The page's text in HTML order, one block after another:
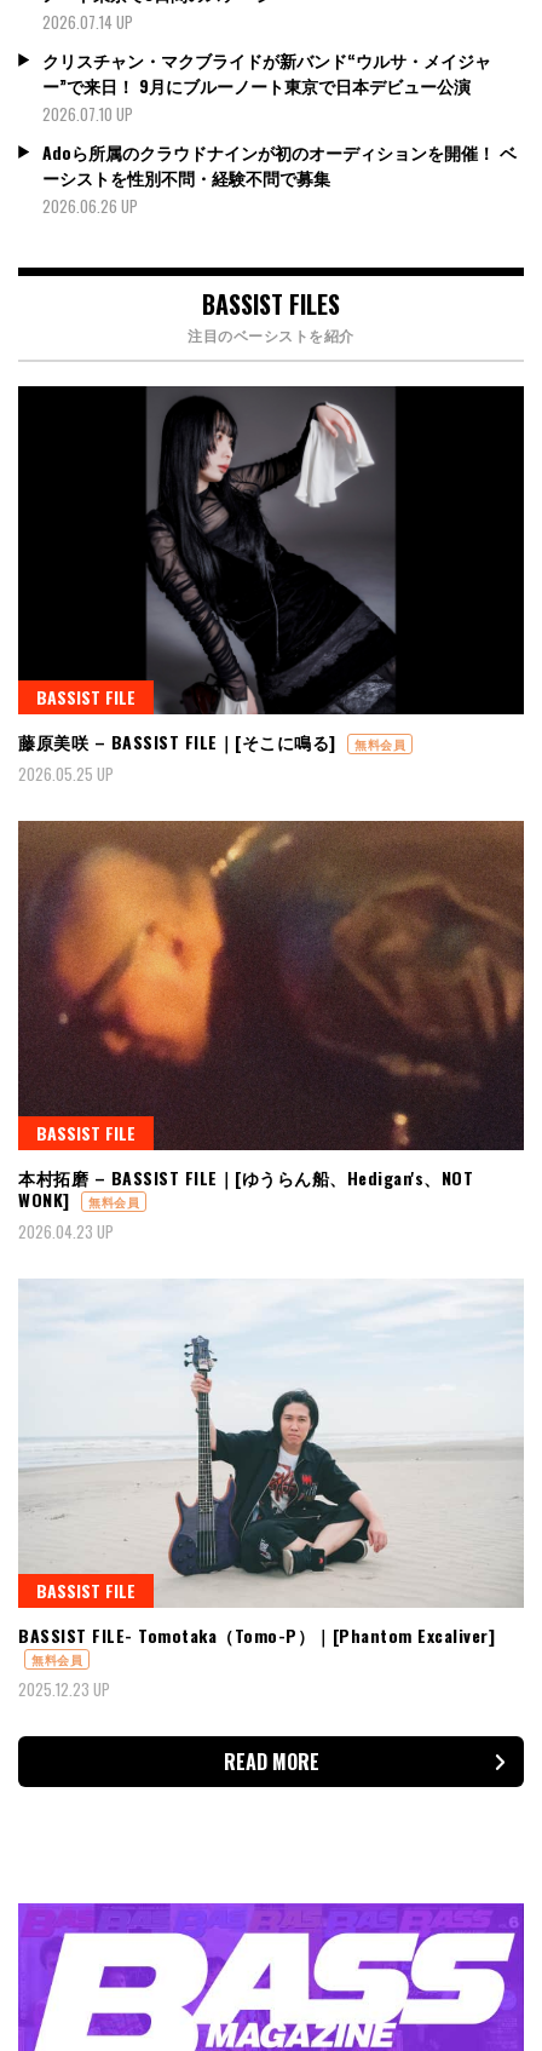
2026.07.14 UP
クリスチャン・マクブライドが新バンド“ウルサ・メイジャ
ー”で来日！ 9月にブルーノート東京で日本デビュー公演
2026.07.10 UP
Adoら所属のクラウドナインが初のオーディションを開催！ ベ
ーシストを性別不問・経験不問で募集
2026.06.26 UP
BASSIST FILES
注目のベーシストを紹介
BASSIST FILE
藤原美咲 – BASSIST FILE｜[そこに鳴る]
無料会員
2026.05.25 UP
BASSIST FILE
本村拓磨 – BASSIST FILE｜[ゆうらん船、Hedigan's、NOT
WONK]
無料会員
2026.04.23 UP
BASSIST FILE
BASSIST FILE- Tomotaka（Tomo-P）｜[Phantom Excaliver]
無料会員
2025.12.23 UP
READ MORE